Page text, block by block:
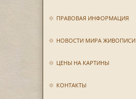
ПРАВОВАЯ ИНФОРМАЦИЯ
НОВОСТИ МИРА ЖИВОПИСИ
ЦЕНЫ НА КАРТИНЫ
КОНТАКТЫ